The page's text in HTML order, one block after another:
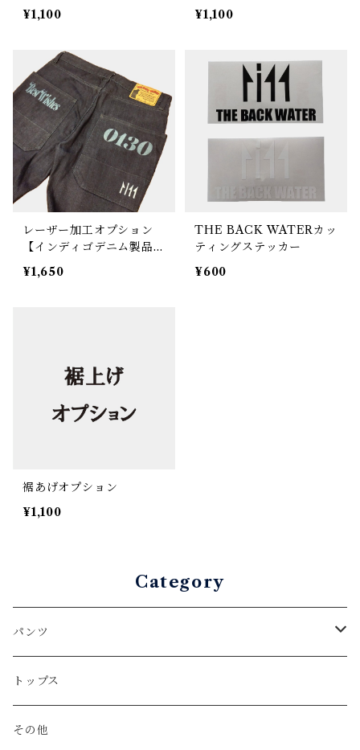
¥1,100
製品と一緒にご注文してく
ださい】
¥1,100
レーザー加工オプション
【インディゴデニム製品と
一緒にご注文してくださ
い】
¥1,650
THE BACK WATERカッ
ティングステッカー
¥600
裾あげオプション
¥1,100
Category
パンツ
ロングパンツ
スリム（全体的に細い形）
ショートパンツ
トップス
その他